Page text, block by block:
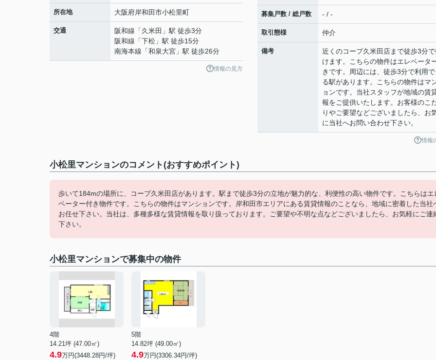
所在地 大阪府岸和田市小松里町
交通 阪和線 「久米田 」駅 徒歩3分
阪和線 「下松 」駅 徒歩15分
南海本線 「和泉大宮 」駅 徒歩26分
情報の見方
募集戸数 / 総戸数 - / -
取引態様 仲介
備考
近くのコープ久米田店まで徒歩3分
けます。こちらの物件はエレベータ
きです。周辺には、徒歩3分で利用で
る駅があります。こちらの物件はマ
ョンです。当社スタッフが地域の賃
報をご提供いたします。お客様のこ
りやご要望などございましたら、お
に当社へお問い合わせ下さい。
情報
小松里マンションのコメント(おすすめポイント)
歩いて184mの場所に、コープ久米田店があります。駅まで徒歩3分の立地が魅力的な、利便性の高い物件です。こちらはエ
ベーター付き物件です。こちらの物件はマンションです。岸和田市エリアにある賃貸情報のことなら、地域に密着した当社
お任せ下さい。当社は、多種多様な賃貸情報を取り扱っております。ご要望や不明な点などございましたら、お気軽にご連
下さい。
小松里マンションで募集中の物件
4階
14.21坪 (47.00㎡)
4.9万円(3448.28円/坪)
5階
14.82坪 (49.00㎡)
4.9万円(3306.34円/坪)